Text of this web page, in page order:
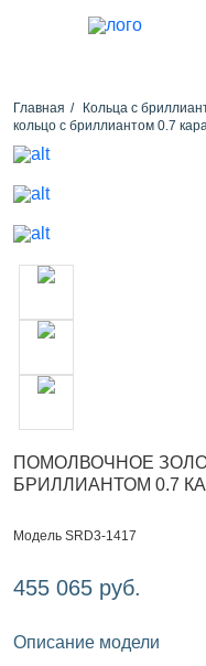
Главная Кольца с
кольцо с бриллиантом 0.7
ПОМОЛВОЧНОЕ
БРИЛЛИАНТОМ 0.7
Модель SRD3-1417
455 065 руб.
Описание модели